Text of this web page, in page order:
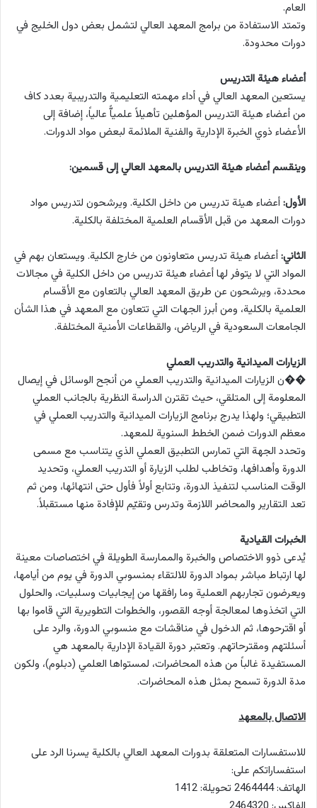
العام.
وتمتد الاستفادة من برامج المعهد العالي لتشمل بعض دول الخليج في
دورات محدودة.
أعضاء هيئة التدريس
يستعين المعهد العالي في أداء مهمته التعليمية والتدريبية بعدد كاف
من أعضاء هيئة التدريس المؤهلين تأهيلاً علمياًّ عالياً، إضافة إلى
الأعضاء ذوي الخبرة الإدارية والفنية الملائمة لبعض مواد الدورات.
وينقسم أعضاء هيئة التدريس بالمعهد العالي إلى قسمين:
الأول:أعضاء هيئة تدريس من داخل الكلية. ويرشحون لتدريس مواد
دورات المعهد من قبل الأقسام العلمية المختلفة بالكلية.
الثاني:أعضاء هيئة تدريس متعاونون من خارج الكلية. ويستعان بهم في
المواد التي لا يتوفر لها أعضاء هيئة تدريس من داخل الكلية في مجالات
محددة، ويرشحون عن طريق المعهد العالي بالتعاون مع الأقسام
العلمية بالكلية، ومن أبرز الجهات التي تتعاون مع المعهد في هذا الشأن
الجامعات السعودية في الرياض، والقطاعات الأمنية المختلفة.
الزيارات الميدانية والتدريب العملي
��ن الزيارات الميدانية والتدريب العملي من أنجح الوسائل في إيصال
المعلومة إلى المتلقي، حيث تقترن الدراسة النظرية بالجانب العملي
التطبيقي؛ ولهذا يدرج برنامج الزيارات الميدانية والتدريب العملي في
معظم الدورات ضمن الخطط السنوية للمعهد.
وتحدد الجهة التي تمارس التطبيق العملي الذي يتناسب مع مسمى
الدورة وأهدافها، وتخاطب لطلب الزيارة أو التدريب العملي، وتحديد
الوقت المناسب لتنفيذ الدورة، وتتابع أولاً فأول حتى انتهائها، ومن ثم
تعد التقارير والمحاضر اللازمة وتدرس وتقيّم للإفادة منها مستقبلاً.
الخبرات القيادية
يُدعى ذوو الاختصاص والخبرة والممارسة الطويلة في اختصاصات معينة
لها ارتباط مباشر بمواد الدورة للالتقاء بمنسوبي الدورة في يوم من أيامها،
ويعرضون تجاربهم العملية وما رافقها من إيجابيات وسلبيات، والحلول
التي اتخذوها لمعالجة أوجه القصور، والخطوات التطويرية التي قاموا بها
أو اقترحوها، ثم الدخول في مناقشات مع منسوبي الدورة، والرد على
أسئلتهم ومقترحاتهم. وتعتبر دورة القيادة الإدارية بالمعهد هي
المستفيدة غالباً من هذه المحاضرات، لمستواها العلمي (دبلوم)، ولكون
مدة الدورة تسمح بمثل هذه المحاضرات.
الاتصال بالمعهد
للاستفسارات المتعلقة بدورات المعهد العالي بالكلية يسرنا الرد على
استفساراتكم على:
الهاتف: 2464444 تحويلة: 1412